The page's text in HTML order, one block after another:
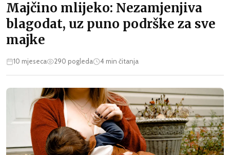
Majčino mlijeko: Nezamjenjiva
blagodat, uz puno podrške za sve
majke
10 mjeseca 290 pogleda 4min čitanja